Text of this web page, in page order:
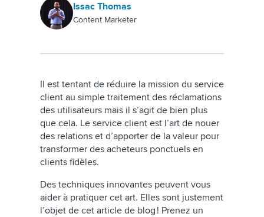
Issac Thomas
Content Marketer
Il est tentant de réduire la mission du service
client au simple traitement des réclamations
des utilisateurs mais il s’agit de bien plus
que cela. Le service client est l’art de nouer
des relations et d’apporter de la valeur pour
transformer des acheteurs ponctuels en
clients fidèles.
Des techniques innovantes peuvent vous
aider à pratiquer cet art. Elles sont justement
l’objet de cet article de blog ! Prenez un